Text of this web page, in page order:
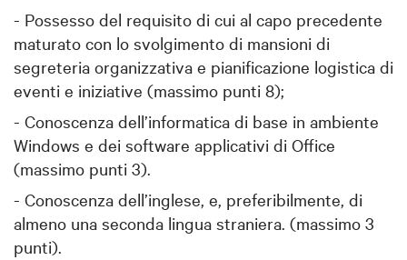
- Possesso del requisito di cui al capo precedente
maturato con lo svolgimento di mansioni di
segreteria organizzativa e pianificazione logistica di
eventi e iniziative (massimo punti 8);
- Conoscenza dell’informatica di base in ambiente
Windows e dei software applicativi di Office
(massimo punti 3).
- Conoscenza dell’inglese, e, preferibilmente, di
almeno una seconda lingua straniera. (massimo 3
punti).